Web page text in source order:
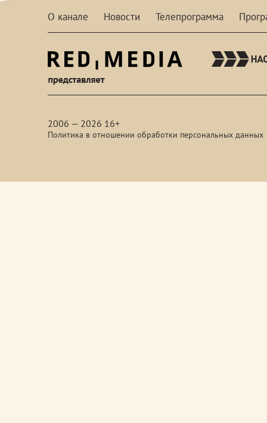
О канале Новости Телепрограмма
2006 — 2026 16+
Политика в отношении обработки персональных данных